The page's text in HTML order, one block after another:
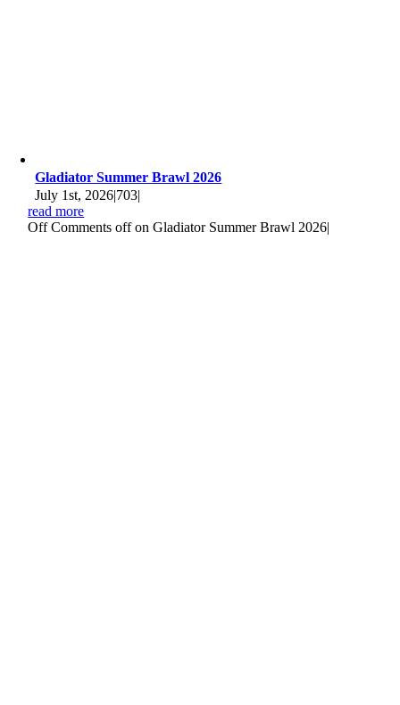
Gladiator Summer Brawl 2026
July 1st, 2026|703|
read more
OffComments off on Gladiator Summer Brawl 2026|